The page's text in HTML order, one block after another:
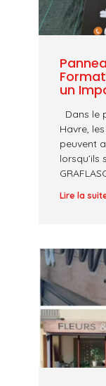
un
Dans le
Havre,
peuvent
Lire la